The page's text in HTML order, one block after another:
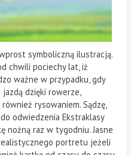
symboliczną ilustracją.
chwili pociechy lat, iż
ważne w przypadku, gdy
dzięki rowerze,
rysowaniem. Sądzę,
odwiedzenia Ekstraklasy
nożną raz w tygodniu. Jasne
portretu jeżeli